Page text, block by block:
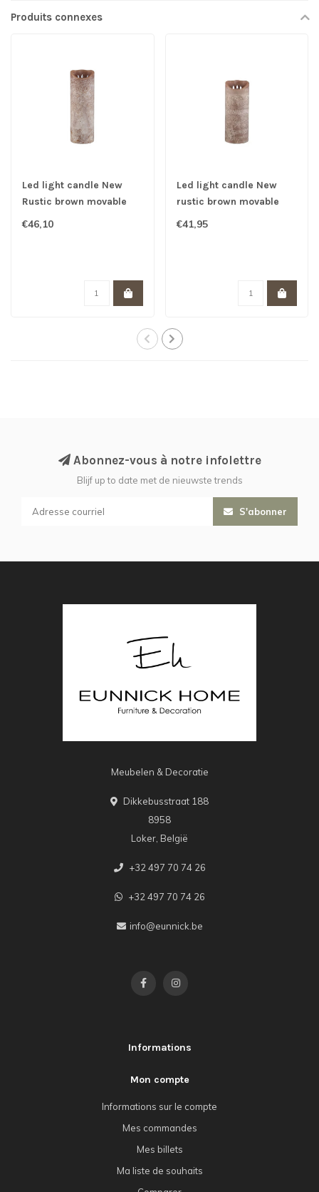
Produits connexes
Led light candle New
Rustic brown movable
flame L
€46,10
Led light candle New
rustic brown movable
flame M
€41,95
Abonnez-vous à notre infolettre
Blijf up to date met de nieuwste trends
S'abonner
Meubelen & Decoratie
Dikkebusstraat 188
8958
Loker, België
+32 497 70 74 26
+32 497 70 74 26
info@eunnick.be
Informations
Mon compte
Informations sur le compte
Mes commandes
Mes billets
Ma liste de souhaits